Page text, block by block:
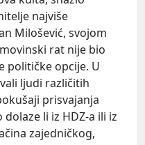
najviše
Milošević, svojom
rat nije bio
političke opcije. U
ljudi različitih
prisvajanja
li iz HDZ-a ili iz
zajedničkog,